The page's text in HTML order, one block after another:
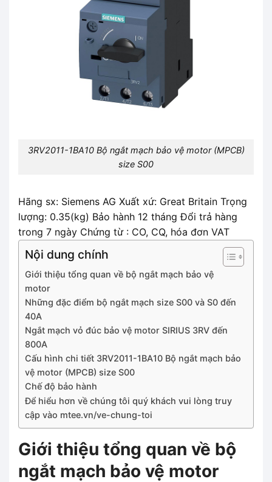
3RV2011-1BA10 Bộ ngắt mạch bảo vệ motor (MPCB)
size S00
Hãng sx: Siemens AG Xuất xứ: Great Britain Trọng
lượng: 0.35(kg) Bảo hành 12 tháng Đổi trả hàng
trong 7 ngày Chứng từ : CO, CQ, hóa đơn VAT
Nội dung chính
Giới thiệu tổng quan về bộ ngắt mạch bảo vệ
motor
Những đặc điểm bộ ngắt mạch size S00 và S0 đến
40A
Ngắt mạch vỏ đúc bảo vệ motor SIRIUS 3RV đến
800A
Cấu hình chi tiết 3RV2011-1BA10 Bộ ngắt mạch bảo
vệ motor (MPCB) size S00
Chế độ bảo hành
Để hiểu hơn về chúng tôi quý khách vui lòng truy
cập vào mtee.vn/ve-chung-toi
Giới thiệu tổng quan về bộ
ngắt mạch bảo vệ motor